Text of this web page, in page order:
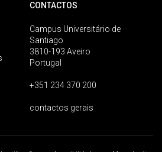
CONTACTOS
Campus Universitário de
Santiago
3810-193 Aveiro
Portugal
+351 234 370 200
contactos gerais